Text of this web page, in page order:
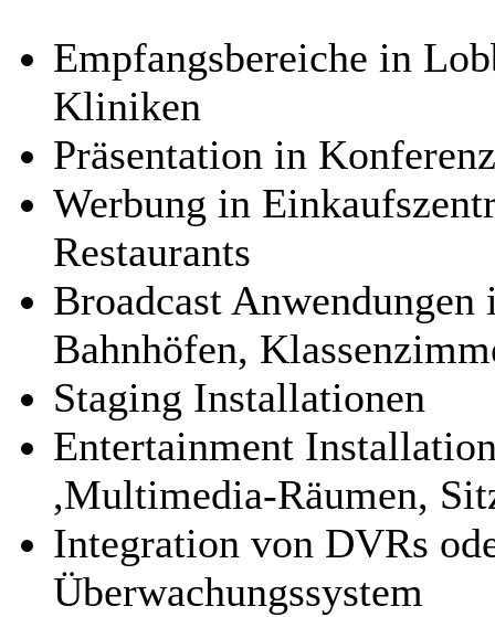
Empfangsbereiche in
Kliniken
Präsentation in
Werbung in
Restaurants
Broadcast
Bahnhöfen,
Staging Installationen
Entertainment
,Multimedia-Räumen,
Integration von DVRs
Überwachungssystem